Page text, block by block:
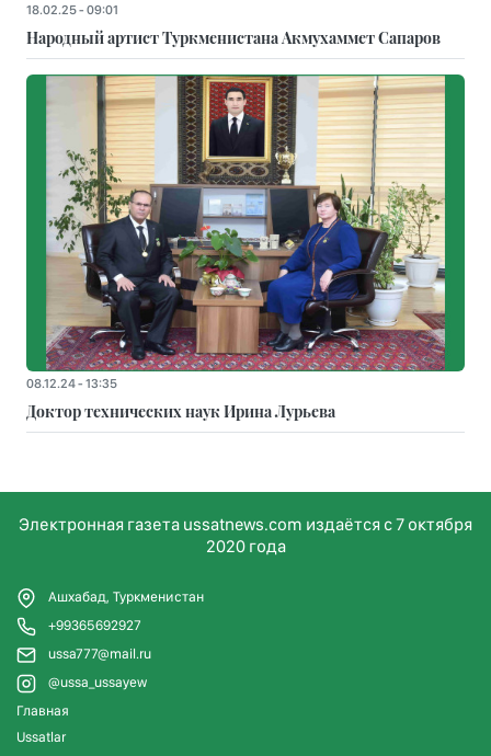
18.02.25 - 09:01
Народный артист Туркменистана Акмухаммет Сапаров
08.12.24 - 13:35
Доктор технических наук Ирина Лурьева
Электронная газета ussatnews.com издаётся с 7 октября
2020 года
Ашхабад, Туркменистан
+99365692927
ussa777@mail.ru
@ussa_ussayew
Главная
Ussatlar